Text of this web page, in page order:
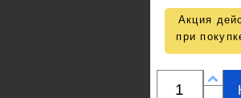
Акция
при